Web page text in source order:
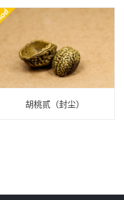
胡桃贰（封尘）